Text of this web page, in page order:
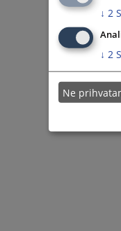
↓ 2
↓ 2
Ne